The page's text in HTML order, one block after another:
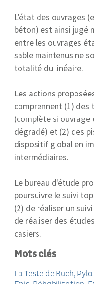
L'état des ouvrages
béton) est ainsi jugé
entre les ouvrages
sable maintenus ne
totalité du linéaire.
Les actions
comprennent (1) des
(complète si ouvrage
dégradé) et (2) des
dispositif global en
intermédiaires.
Le bureau d'étude
poursuivre le suivi
(2) de réaliser un
de réaliser des
casiers.
Mots clés
La Teste de Buch Pyla